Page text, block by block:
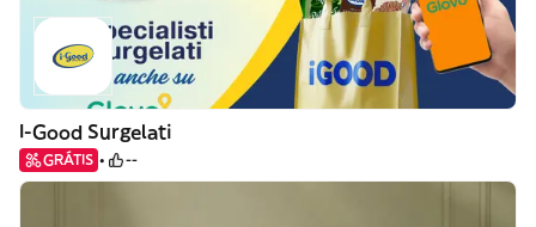
I-Good Surgelati
GRÁTIS --